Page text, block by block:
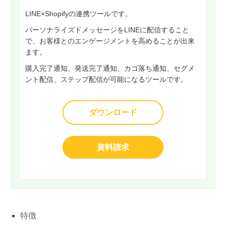
LINE×Shopifyの連携ツールです。
パーソナライズドメッセージをLINEに配信すること
で、お客様とのエンゲージメントを高めることが出来
ます。
購入完了通知、発送完了通知、カゴ落ち通知、セグメ
ント配信、ステップ配信が可能になるツールです。
ダウンロード
資料請求
特徴